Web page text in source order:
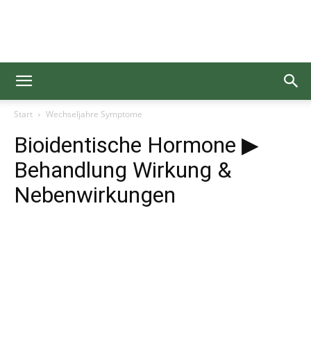
Gesundgelesen
Start Wechseljahre Symptome
Bioidentische Hormone ▶
Behandlung Wirkung &
Nebenwirkungen